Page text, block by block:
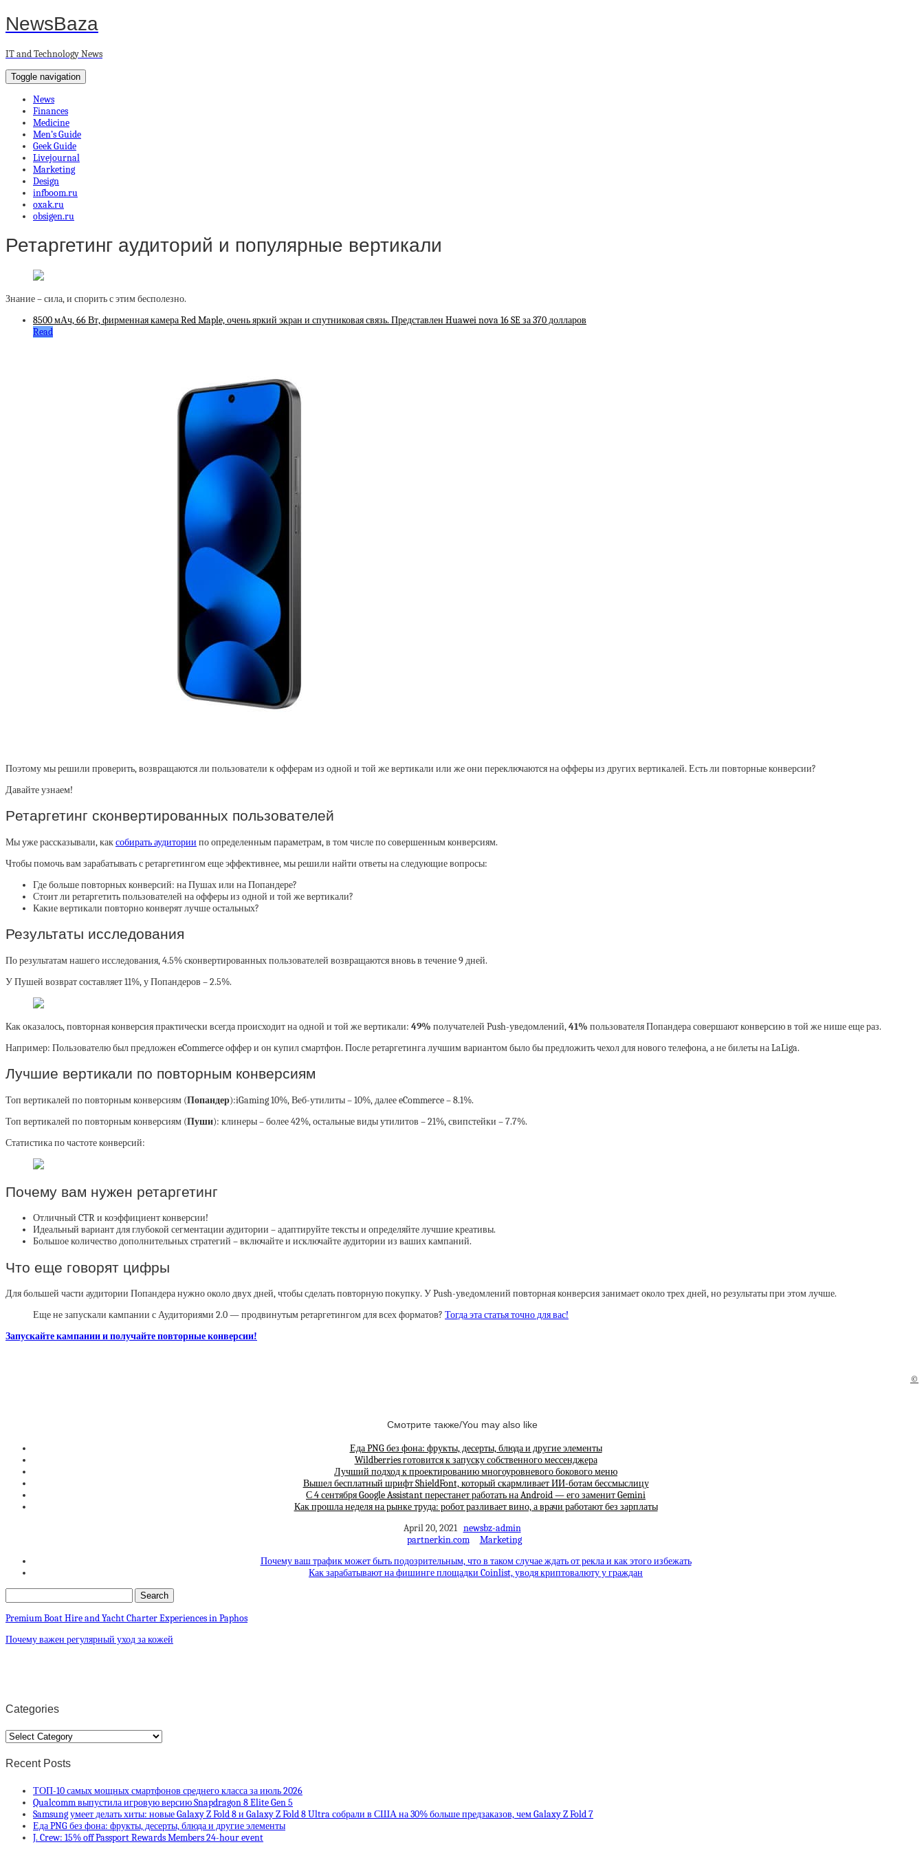
NewsBaza
IT and Technology News
Toggle navigation
News
Finances
Medicine
Men’s Guide
Geek Guide
Livejournal
Marketing
Design
infboom.ru
oxak.ru
obsigen.ru
Ретаргетинг аудиторий и популярные вертикали
Знание – сила, и спорить с этим бесполезно.
8500 мАч, 66 Вт, фирменная камера Red Maple, очень яркий экран и спутниковая связь. Представлен Huawei nova 16 SE за 370 долларов
Read
Поэтому мы решили проверить, возвращаются ли пользователи к офферам из одной и той же вертикали или же они переключаются на офферы из других вертикалей. Есть ли повторные конверсии?
Давайте узнаем!
Pетаргетинг сконвертированных пользователей
Мы уже рассказывали, каксобирать аудитории по определенным параметрам, в том числе по совершенным конверсиям.
Чтобы помочь вам зарабатывать с ретаргетингом еще эффективнее, мы решили найти ответы на следующие вопросы:
Где больше повторных конверсий: на Пушах или на Попандере?
Стоит ли ретаргетить пользователей на офферы из одной и той же вертикали?
Какие вертикали повторно конверят лучше остальных?
Результаты исследования
По результатам нашего исследования, 4.5% сконвертированных пользователей возвращаются вновь в течение 9 дней.
У Пушей возврат составляет 11%, у Попандеров – 2.5%.
Как оказалось, повторная конверсия практически всегда происходит на одной и той же вертикали: 49% получателей Push-уведомлений,41% пользователя Попандера совершают конверсию в той же нише еще раз.
Например: Пользователю был предложен eCommerce оффер и он купил смартфон. После ретаргетинга лучшим вариантом было бы предложить чехол для нового телефона, а не билеты на LaLiga.
Лучшие вертикали по повторным конверсиям
Топ вертикалей по повторным конверсиям (Попандер):iGaming 10%, Веб-утилиты – 10%, далее eCommerce – 8.1%.
Топ вертикалей по повторным конверсиям (Пуши): клинеры – более 42%, остальные виды утилитов – 21%, свипстейки – 7.7%.
Статистика по частоте конверсий:
Почему вам нужен ретаргетинг
Отличный CTR и коэффициент конверсии!
Идеальный вариант для глубокой сегментации аудитории – адаптируйте тексты и определяйте лучшие креативы.
Большое количество дополнительных стратегий – включайте и исключайте аудитории из ваших кампаний.
Что еще говорят цифры
Для большей части аудитории Попандера нужно около двух дней, чтобы сделать повторную покупку. У Push-уведомлений повторная конверсия занимает около трех дней, но результаты при этом лучше.
Еще не запускали кампании с Аудиториями 2.0 — продвинутым ретаргетингом для всех форматов? Тогда эта статья точно для вас!
Запускайте кампании и получайте повторные конверсии!
©
Смотрите также/You may also like
Еда PNG без фона: фрукты, десерты, блюда и другие элементы
Wildberries готовится к запуску собственного мессенджера
Лучший подход к проектированию многоуровневого бокового меню
Вышел бесплатный шрифт ShieldFont, который скармливает ИИ-ботам бессмыслицу
С 4 сентября Google Assistant перестанет работать на Android — его заменит Gemini
Как прошла неделя на рынке труда: робот разливает вино, а врачи работают без зарплаты
April 20, 2021 newsbz-admin
partnerkin.com
Marketing
Почему ваш трафик может быть подозрительным, что в таком случае ждать от рекла и как этого избежать
Как зарабатывают на фишинге площадки Coinlist, уводя криптовалюту у граждан
Premium Boat Hire and Yacht Charter Experiences in Paphos
Почему важен регулярный уход за кожей
Categories
Categories
Recent Posts
ТОП-10 самых мощных смартфонов среднего класса за июль 2026
Qualcomm выпустила игровую версию Snapdragon 8 Elite Gen 5
Samsung умеет делать хиты: новые Galaxy Z Fold 8 и Galaxy Z Fold 8 Ultra собрали в США на 30% больше предзаказов, чем Galaxy Z Fold 7
Еда PNG без фона: фрукты, десерты, блюда и другие элементы
J. Crew: 15% off Passport Rewards Members 24-hour event